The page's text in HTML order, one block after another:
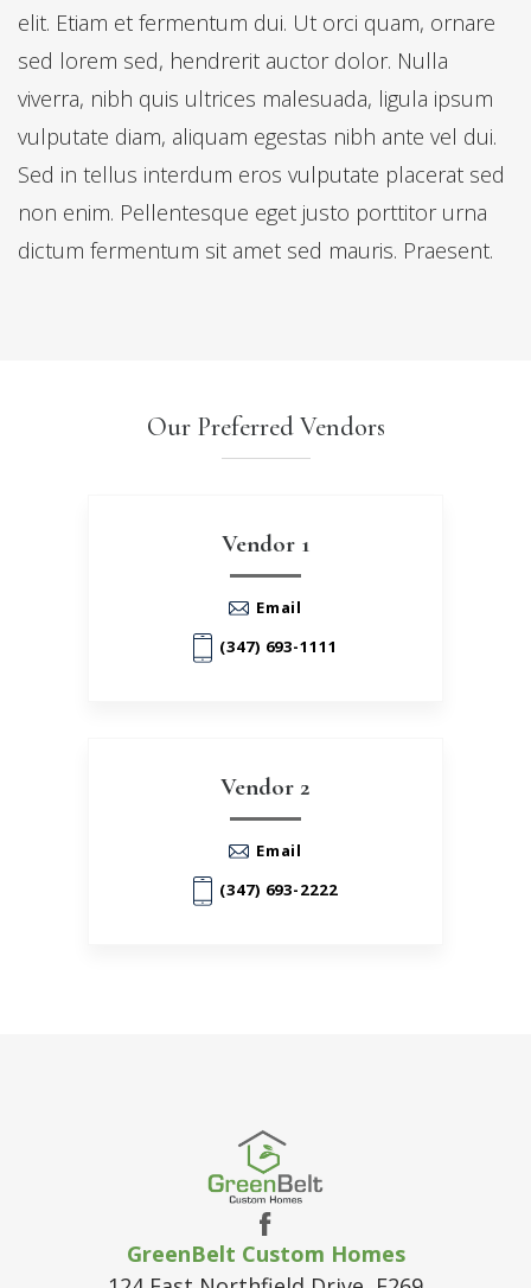
elit. Etiam et fermentum dui. Ut orci quam, ornare
sed lorem sed, hendrerit auctor dolor. Nulla
viverra, nibh quis ultrices malesuada, ligula ipsum
vulputate diam, aliquam egestas nibh ante vel dui.
Sed in tellus interdum eros vulputate placerat sed
non enim. Pellentesque eget justo porttitor urna
dictum fermentum sit amet sed mauris. Praesent.
Our Preferred Vendors
Vendor 1
Email
(347) 693-1111
Vendor 2
Email
(347) 693-2222
GreenBelt Custom Homes